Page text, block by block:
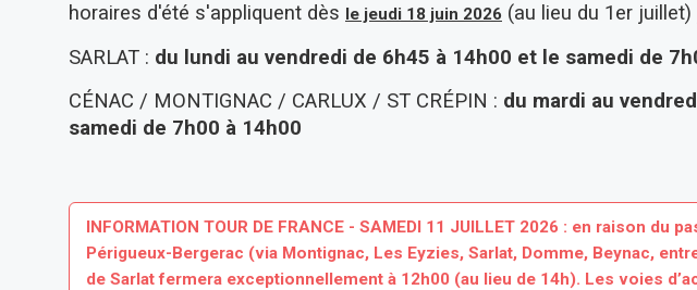
horaires d'été s'appliquent dès le jeudi 18 juin 2026 (au lieu du 1er
SARLAT : du lundi au vendredi de 6h45 à 14h00 et le samedi de
CÉNAC / MONTIGNAC / CARLUX / ST CRÉPIN : du mardi au
samedi de 7h00 à 14h00
INFORMATION TOUR DE FRANCE - SAMEDI 11 JUILLET 2026 : en raison du
Périgueux-Bergerac (via Montignac, Les Eyzies, Sarlat, Domme, Beynac,
de Sarlat fermera exceptionnellement à 12h00 (au lieu de 14h). Les voies